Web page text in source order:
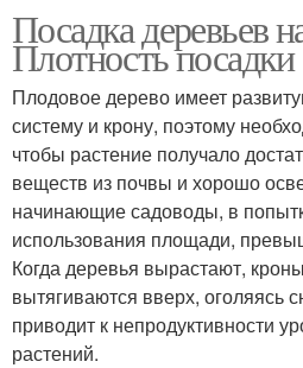
Посадка деревьев
Плотность посадки
Плодовое дерево имеет
систему и крону, поэтому
чтобы растение получало
веществ из почвы и хорошо
начинающие садоводы, в
использования площади,
Когда деревья вырастают,
вытягиваются вверх, оголяясь
приводит к непродуктивности
растений.